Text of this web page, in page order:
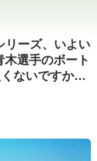
リーズ、いよい
選手のボート
くないですか…